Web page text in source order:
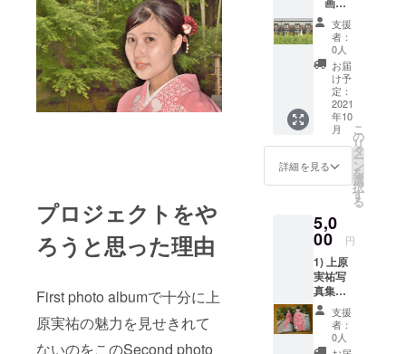
プロジェクトをや
ろうと思った理由
First photo albumで十分に上
原実祐の魅力を見せきれて
ないのをこのSecond photo
ズ(ダイエー)
・トーア・
アート(学術
・現在、集
合住宅の撮
影が主な仕
事です。
にて写真販
データ
(3,000 x
2,000px
) 1点
※PIXTA
で販売
されて
いる上
原実祐
のデー
タ タ
マのラ
イブラ
「実
祐」で
検索し
ていた
だき
「素材
番号」
をご連
絡くだ
さい。
支援
者：
0人
お届
け予
定：
2021
年10
月
詳細を見る
こ
の
リ
タ
ー
ン
を
選
択
す
る
5,0
00 円
1) 上原
実祐写
真集
「Mem
ories
with
Miyu」
支援
者：
0人